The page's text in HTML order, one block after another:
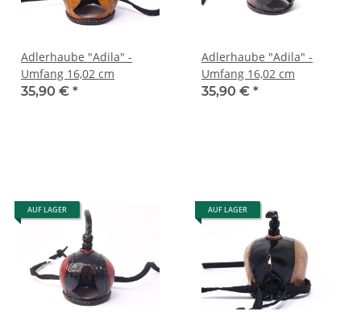
Adlerhaube "Adila" -
Umfang 16,02 cm
35,90 € *
Adlerhaube "Adila" -
Umfang 16,02 cm
35,90 € *
AUF LAGER AUF LAGER